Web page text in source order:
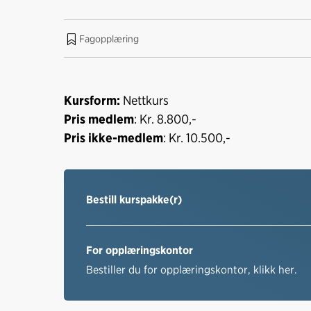
Fagopplæring
Kursform: Nettkurs
Pris medlem: Kr. 8.800,-
Pris ikke-medlem: Kr. 10.500,-
Bestill kurspakke(r)
For opplæringskontor
Bestiller du for opplæringskontor, klikk her.